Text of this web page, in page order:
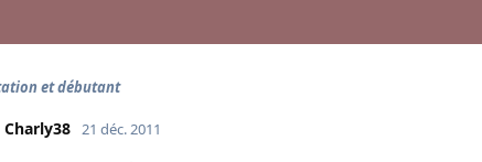
et débutant
Charly38 21 déc. 2011